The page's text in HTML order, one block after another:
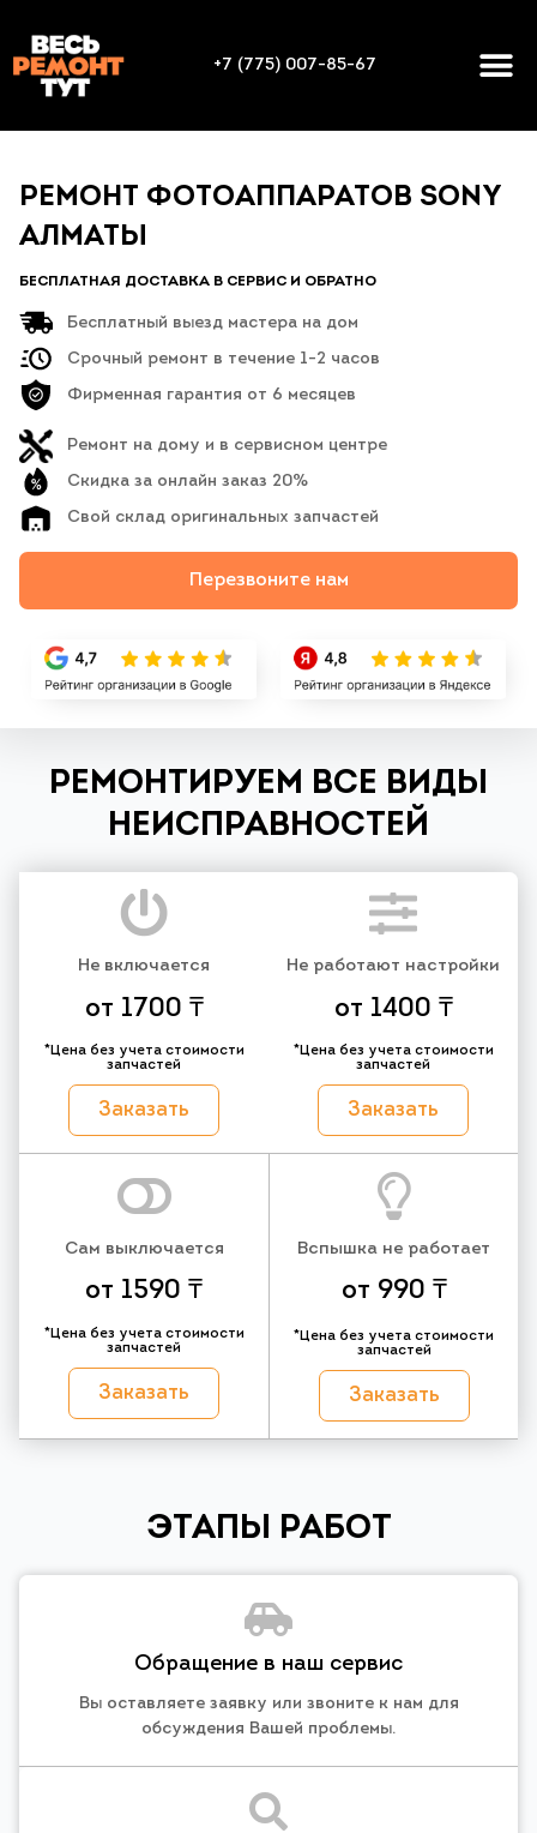
+7 (775) 007-85-67
РЕМОНТ ФОТОАППАРАТОВ SONY
АЛМАТЫ
БЕСПЛАТНАЯ ДОСТАВКА В СЕРВИС И ОБРАТНО
Бесплатный выезд мастера на дом
Срочный ремонт в течение 1-2 часов
Фирменная гарантия от 6 месяцев
Ремонт на дому и в сервисном центре
Скидка за онлайн заказ 20%
Свой склад оригинальных запчастей
Перезвоните нам
РЕМОНТИРУЕМ ВСЕ ВИДЫ
НЕИСПРАВНОСТЕЙ
Не включается
от 1700 ₸
*Цена без учета стоимости
запчастей
Заказать
Не работают настройки
от 1400 ₸
*Цена без учета стоимости
запчастей
Заказать
Сам выключается
от 1590 ₸
*Цена без учета стоимости
запчастей
Заказать
Вспышка не работает
от 990 ₸
*Цена без учета стоимости
запчастей
Заказать
ЭТАПЫ РАБОТ
Обращение в наш сервис
Вы оставляете заявку или звоните к нам для
обсуждения Вашей проблемы.